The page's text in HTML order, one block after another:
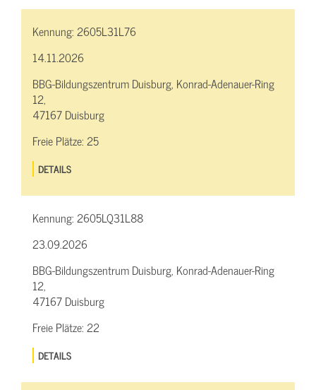
Kennung:2605L31L76
14.11.2026
BBG-Bildungszentrum Duisburg, Konrad-Adenauer-Ring
12,
47167 Duisburg
Freie Plätze:25
DETAILS
Kennung:2605LQ31L88
23.09.2026
BBG-Bildungszentrum Duisburg, Konrad-Adenauer-Ring
12,
47167 Duisburg
Freie Plätze:22
DETAILS